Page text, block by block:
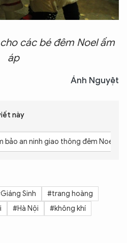
các bé đêm Noel ấm
áp
Ánh Nguyệt
này
bảo an ninh giao thông đêm Noel?
Sinh
#trang hoàng
#Hà Nội #không khí